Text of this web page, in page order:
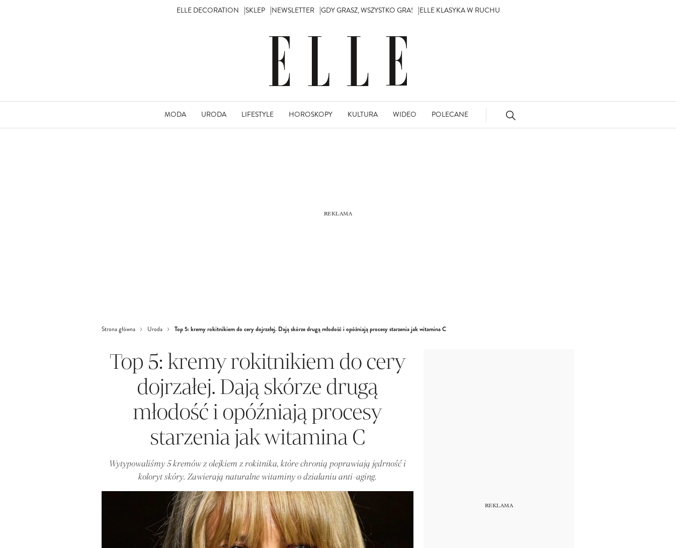
ELLE DECORATION SKLEP NEWSLETTER GDY GRASZ, WSZYSTKO GRA! ELLE KLASYKA W RUCHU
MODA URODA LIFESTYLE HOROSKOPY KULTURA WIDEO POLECANE
Strona główna Uroda Top 5: kremy rokitnikiem do cery dojrzałej. Dają skórze drugą młodość i opóźniają procesy starzenia jak witamina C
Top 5: kremy rokitnikiem do cery
dojrzałej. Dają skórze drugą
młodość i opóźniają procesy
starzenia jak witamina C
Wytypowaliśmy 5 kremów z olejkiem z rokitnika, które chronią poprawiają jędrność i
koloryt skóry. Zawierają naturalne witaminy o działaniu anti-aging.